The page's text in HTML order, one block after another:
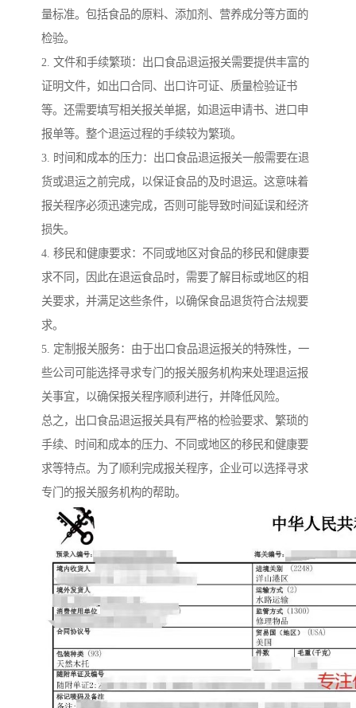
量标准。包括食品的原料、添加剂、营养成分等方面的
检验。
2. 文件和手续繁琐：出口食品退运报关需要提供丰富的
证明文件，如出口合同、出口许可证、质量检验证书
等。还需要填写相关报关单据，如退运申请书、进口申
报单等。整个退运过程的手续较为繁琐。
3. 时间和成本的压力：出口食品退运报关一般需要在退
货或退运之前完成，以保证食品的及时退运。这意味着
报关程序必须迅速完成，否则可能导致时间延误和经济
损失。
4. 移民和健康要求：不同或地区对食品的移民和健康要
求不同，因此在退运食品时，需要了解目标或地区的相
关要求，并满足这些条件，以确保食品退货符合法规要
求。
5. 定制报关服务：由于出口食品退运报关的特殊性，一
些公司可能选择寻求专门的报关服务机构来处理退运报
关事宜，以确保报关程序顺利进行，并降低风险。
总之，出口食品退运报关具有严格的检验要求、繁琐的
手续、时间和成本的压力、不同或地区的移民和健康要
求等特点。为了顺利完成报关程序，企业可以选择寻求
专门的报关服务机构的帮助。